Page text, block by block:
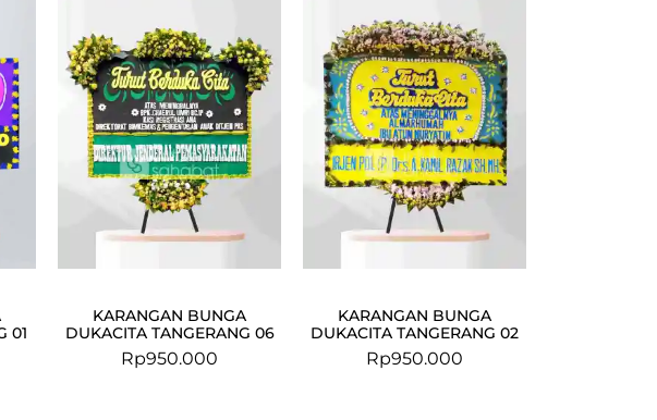
01
KARANGAN BUNGA
DUKACITA TANGERANG 06
Rp950.000
KARANGAN BUNGA
DUKACITA TANGERANG 02
Rp950.000